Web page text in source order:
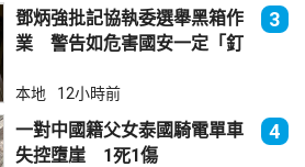
鄧炳強批記協執委選舉黑箱作
業 警告如危害國安一定「釘
3
本地 12小時前
一對中國籍父女泰國騎電單車
失控墮崖 1死1傷
4